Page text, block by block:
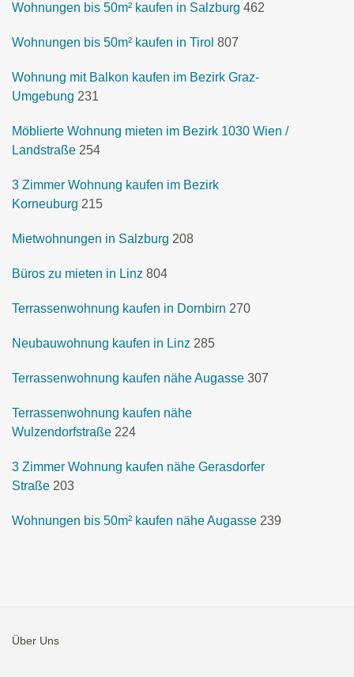
Wohnungen bis 50m² kaufen in Salzburg 462
Wohnungen bis 50m² kaufen in Tirol 807
Wohnung mit Balkon kaufen im Bezirk Graz-
Umgebung 231
Möblierte Wohnung mieten im Bezirk 1030 Wien /
Landstraße 254
3 Zimmer Wohnung kaufen im Bezirk
Korneuburg 215
Mietwohnungen in Salzburg 208
Büros zu mieten in Linz 804
Terrassenwohnung kaufen in Dornbirn 270
Neubauwohnung kaufen in Linz 285
Terrassenwohnung kaufen nähe Augasse 307
Terrassenwohnung kaufen nähe
Wulzendorfstraße 224
3 Zimmer Wohnung kaufen nähe Gerasdorfer
Straße 203
Wohnungen bis 50m² kaufen nähe Augasse 239
Über Uns